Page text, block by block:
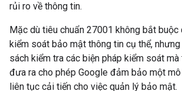
rủi ro về thông tin.
Mặc dù tiêu chuẩn 27001 không bắt buộc
kiểm soát bảo mật thông tin cụ thể, nhưng
sách kiểm tra các biện pháp kiểm soát mà
đưa ra cho phép Google đảm bảo một
liên tục cải tiến cho việc quản lý bảo mật.